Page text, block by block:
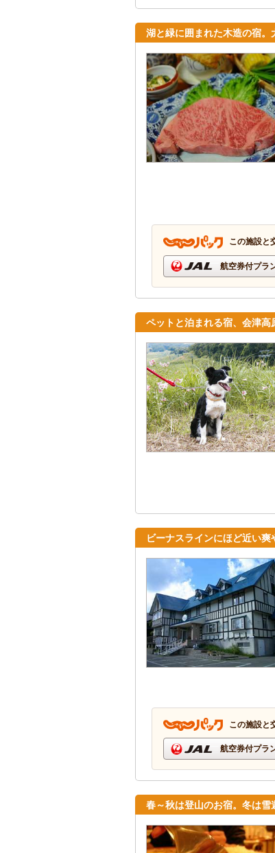
湖と緑に囲まれた木造の宿
この施設と
航空券付プラ
ペットと泊まれる宿、会津
ビーナスラインにほど近い爽
この施設と
航空券付プラ
春～秋は登山のお宿。冬は